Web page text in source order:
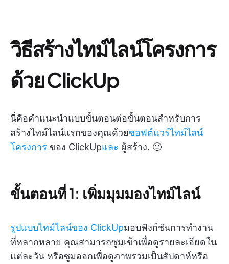
วิธีสร้างไทม์ไลน์โครงการ
ด้วย ClickUp
นี่คือคำแนะนำแบบขั้นตอนต่อขั้นตอนสำหรับการ
สร้างไทม์ไลน์แรกของคุณด้วยซอฟต์แวร์ไทม์ไลน์
โครงการ ของ ClickUpและ ผู้สร้าง. 🙂
ขั้นตอนที่ 1: เพิ่มมุมมองไทม์ไลน์
รูปแบบไทม์ไลน์ของ ClickUpมอบฟังก์ชันการทำงาน
ที่หลากหลาย คุณสามารถซูมเข้าเพื่อดูรายละเอียดใน
แต่ละวัน หรือซูมออกเพื่อดูภาพรวมเป็นสัปดาห์หรือ